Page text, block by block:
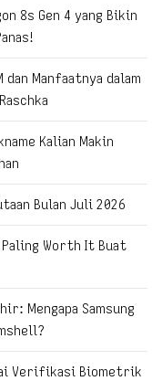
8s Gen 4 yang Bikin
dan Manfaatnya dalam
Kalian Makin
Bulan Juli 2026
Paling Worth It Buat
Mengapa Samsung
Verifikasi Biometrik